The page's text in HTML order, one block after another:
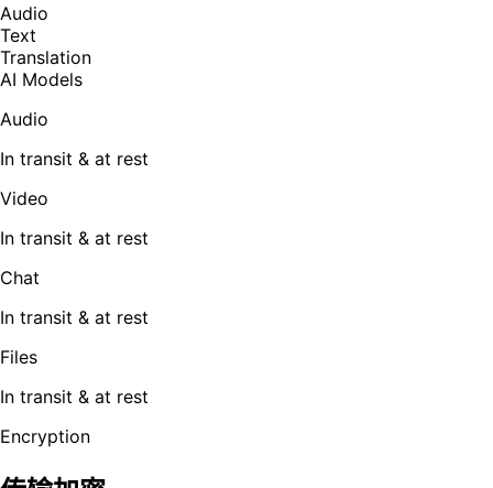
Audio
Text
Translation
AI Models
Audio
In transit & at rest
Video
In transit & at rest
Chat
In transit & at rest
Files
In transit & at rest
Encryption